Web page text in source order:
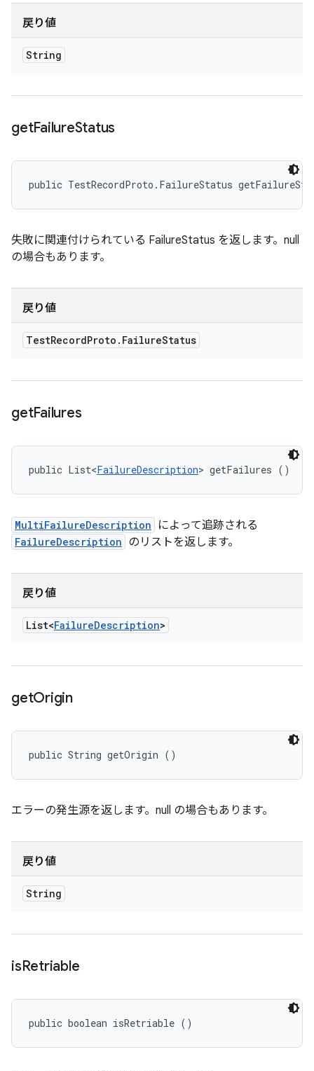
戻り値
String
getFailureStatus
public TestRecordProto.FailureStatus
失敗に関連付けられている FailureStatus を返します。null
の場合もあります。
戻り値
TestRecordProto . FailureStatus
getFailures
public List<FailureDescription> getFailures ()
MultiFailureDescription によって追跡される
FailureDescription のリストを返します。
戻り値
List<FailureDescription>
getOrigin
public String getOrigin ()
エラーの発生源を返します。null の場合もあります。
戻り値
String
isRetriable
public boolean isRetriable ()